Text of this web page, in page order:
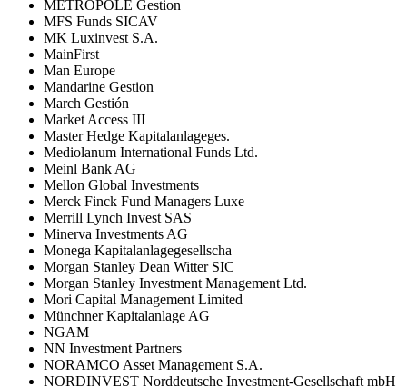
METROPOLE Gestion
MFS Funds SICAV
MK Luxinvest S.A.
MainFirst
Man Europe
Mandarine Gestion
March Gestión
Market Access III
Master Hedge Kapitalanlageges.
Mediolanum International Funds Ltd.
Meinl Bank AG
Mellon Global Investments
Merck Finck Fund Managers Luxe
Merrill Lynch Invest SAS
Minerva Investments AG
Monega Kapitalanlagegesellscha
Morgan Stanley Dean Witter SIC
Morgan Stanley Investment Management Ltd.
Mori Capital Management Limited
Münchner Kapitalanlage AG
NGAM
NN Investment Partners
NORAMCO Asset Management S.A.
NORDINVEST Norddeutsche Investment-Gesellschaft mbH